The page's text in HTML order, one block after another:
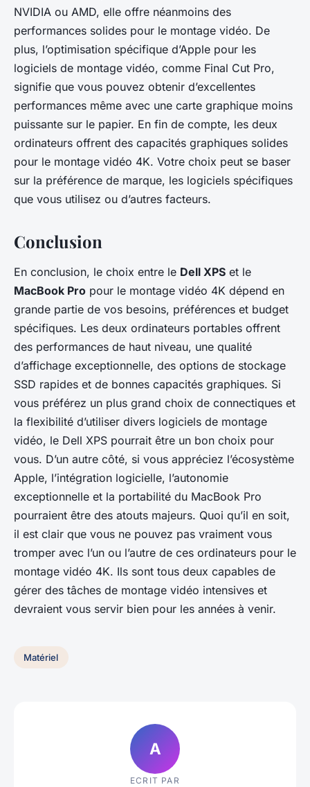
NVIDIA ou AMD, elle offre néanmoins des
performances solides pour le montage vidéo. De
plus, l’optimisation spécifique d’Apple pour les
logiciels de montage vidéo, comme Final Cut Pro,
signifie que vous pouvez obtenir d’excellentes
performances même avec une carte graphique moins
puissante sur le papier. En fin de compte, les deux
ordinateurs offrent des capacités graphiques solides
pour le montage vidéo 4K. Votre choix peut se baser
sur la préférence de marque, les logiciels spécifiques
que vous utilisez ou d’autres facteurs.
Conclusion
En conclusion, le choix entre le Dell XPS et le
MacBook Pro pour le montage vidéo 4K dépend en
grande partie de vos besoins, préférences et budget
spécifiques. Les deux ordinateurs portables offrent
des performances de haut niveau, une qualité
d’affichage exceptionnelle, des options de stockage
SSD rapides et de bonnes capacités graphiques. Si
vous préférez un plus grand choix de connectiques et
la flexibilité d’utiliser divers logiciels de montage
vidéo, le Dell XPS pourrait être un bon choix pour
vous. D’un autre côté, si vous appréciez l’écosystème
Apple, l’intégration logicielle, l’autonomie
exceptionnelle et la portabilité du MacBook Pro
pourraient être des atouts majeurs. Quoi qu’il en soit,
il est clair que vous ne pouvez pas vraiment vous
tromper avec l’un ou l’autre de ces ordinateurs pour le
montage vidéo 4K. Ils sont tous deux capables de
gérer des tâches de montage vidéo intensives et
devraient vous servir bien pour les années à venir.
Matériel
A
ECRIT PAR